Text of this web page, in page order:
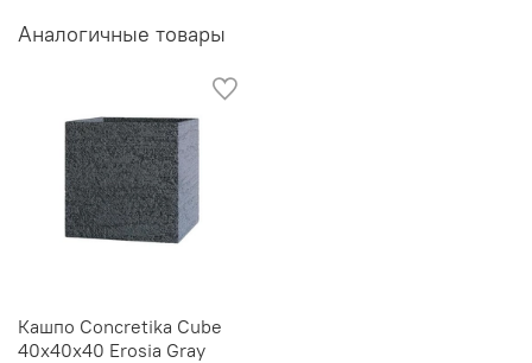
Аналогичные товары
Кашпо Concretika Cube
40x40x40 Erosia Gray